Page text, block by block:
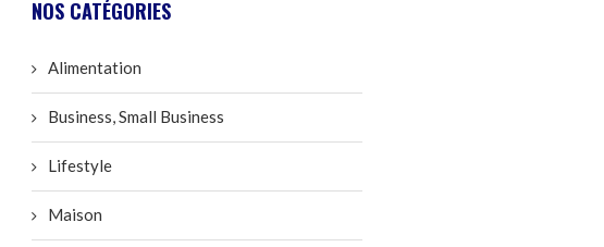
NOS CATÉGORIES
Alimentation
Business, Small Business
Lifestyle
Maison